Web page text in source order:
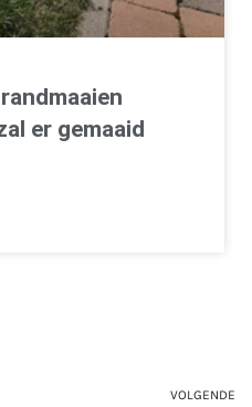
er gemaaid
VOLGENDE